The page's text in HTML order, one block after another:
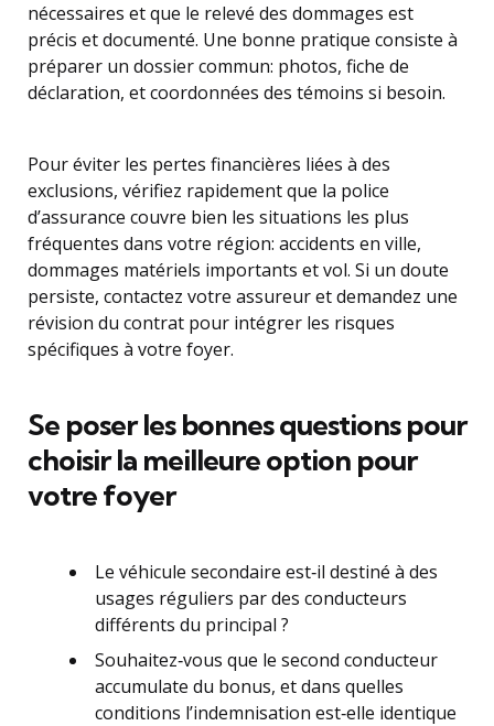
nécessaires et que le relevé des dommages est
précis et documenté. Une bonne pratique consiste à
préparer un dossier commun: photos, fiche de
déclaration, et coordonnées des témoins si besoin.
Pour éviter les pertes financières liées à des
exclusions, vérifiez rapidement que la police
d’assurance couvre bien les situations les plus
fréquentes dans votre région: accidents en ville,
dommages matériels importants et vol. Si un doute
persiste, contactez votre assureur et demandez une
révision du contrat pour intégrer les risques
spécifiques à votre foyer.
Se poser les bonnes questions pour
choisir la meilleure option pour
votre foyer
Le véhicule secondaire est‑il destiné à des
usages réguliers par des conducteurs
différents du principal ?
Souhaitez‑vous que le second conducteur
accumulate du bonus, et dans quelles
conditions l’indemnisation est‑elle identique